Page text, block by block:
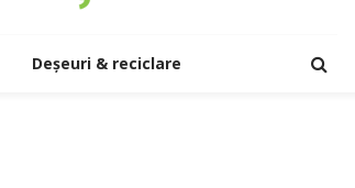
Deșeuri & reciclare